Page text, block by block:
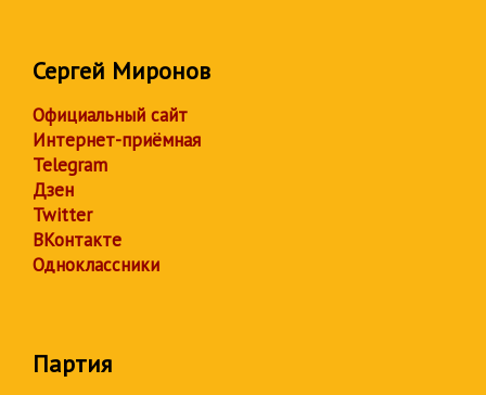
Сергей Миронов
Официальный сайт
Интернет-приёмная
Telegram
Дзен
Twitter
ВКонтакте
Одноклассники
Партия